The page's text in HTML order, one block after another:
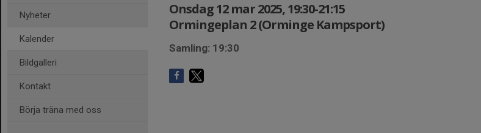
Nyheter
Kalender
Bildgalleri
Kontakt
Börja träna med oss
Onsdag 12 mar 2025, 19:30-21:15
Ormingeplan 2 (Orminge Kampsport)
Samling: 19:30